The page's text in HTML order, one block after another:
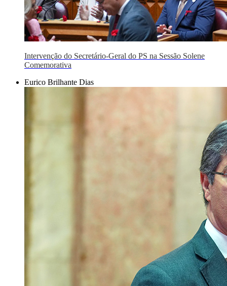
Intervenção do Secretário-Geral do PS na Sessão Solene
Comemorativa
Eurico Brilhante Dias